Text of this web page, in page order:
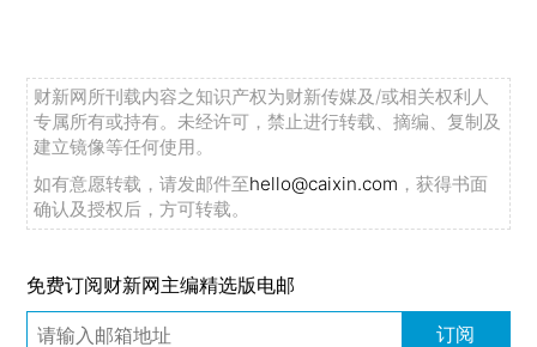
财新网所刊载内容之知识产权为财新传媒及/或相关权利人
专属所有或持有。未经许可，禁止进行转载、摘编、复制及
建立镜像等任何使用。
如有意愿转载，请发邮件至hello@caixin.com ，获得书面
确认及授权后，方可转载。
免费订阅财新网主编精选版电邮
订阅